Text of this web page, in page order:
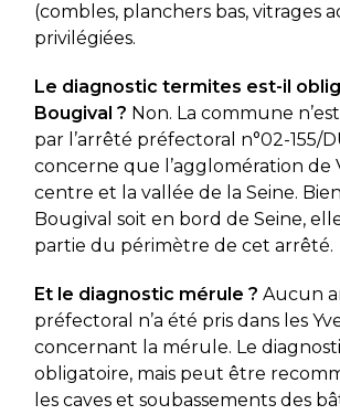
(combles, planchers bas, vitrages
privilégiées.
Le diagnostic termites est-il
Bougival ? Non. La commune
par l’arrêté préfectoral n°02-155/
concerne que l’agglomération de
centre et la vallée de la Seine.
Bougival soit en bord de Seine,
partie du périmètre de cet arrêté.
Et le diagnostic mérule ? Aucun
préfectoral n’a été pris dans les
concernant la mérule. Le
obligatoire, mais peut être
les caves et soubassements des